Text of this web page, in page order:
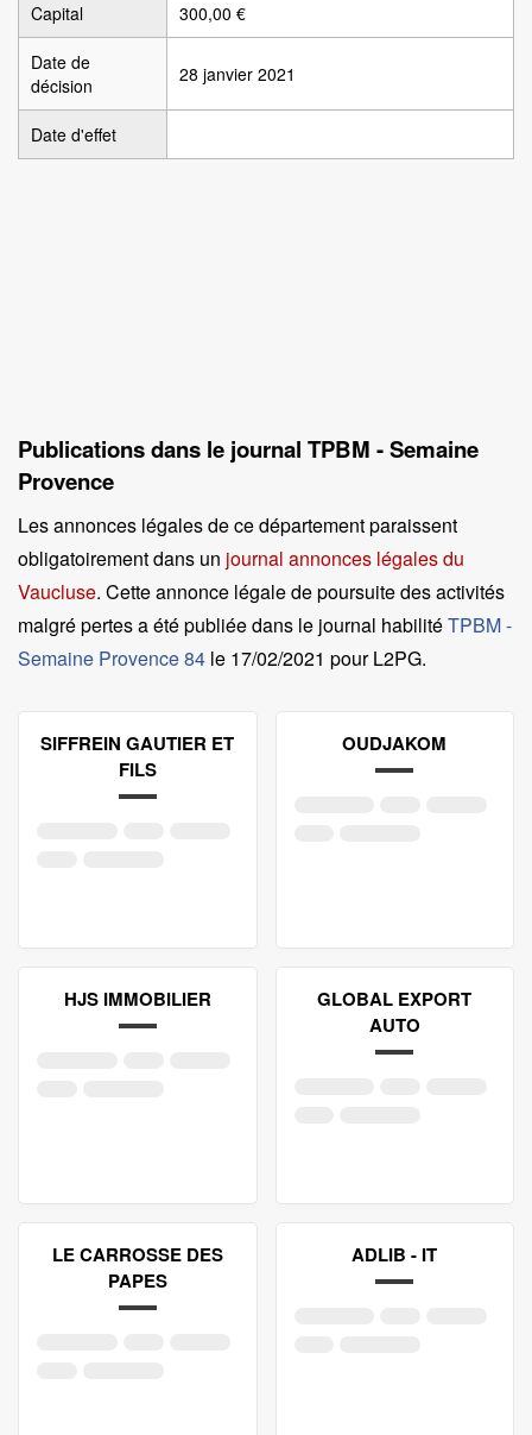
Capital 300,00 €
Date de
décision
28 janvier 2021
Date d'effet
Publications dans le journal TPBM - Semaine
Provence
Les annonces légales de ce département paraissent
obligatoirement dans un journal annonces légales du
Vaucluse. Cette annonce légale de poursuite des activités
malgré pertes a été publiée dans le journal habilitéTPBM -
Semaine Provence 84 le 17/02/2021 pour L2PG.
SIFFREIN GAUTIER ET
FILS
OUDJAKOM
HJS IMMOBILIER
GLOBAL EXPORT
AUTO
LE CARROSSE DES
PAPES
ADLIB - IT